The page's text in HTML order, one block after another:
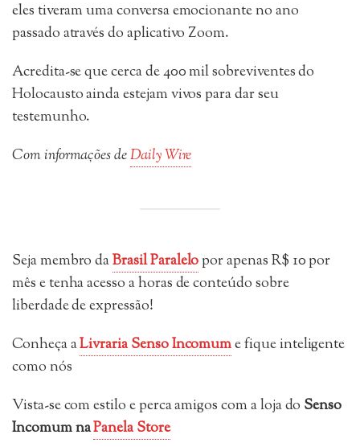
eles tiveram uma conversa emocionante no ano
passado através do aplicativo Zoom.
Acredita-se que cerca de 400 mil sobreviventes do
Holocausto ainda estejam vivos para dar seu
testemunho.
Com informações deDaily Wire
Seja membro daBrasil Paralelopor apenas R$ 10 por
mês e tenha acesso a horas de conteúdo sobre
liberdade de expressão!
Conheça aLivraria Senso Incomume fique inteligente
como nós
Vista-se com estilo e perca amigos com a loja do Senso
IncomumnaPanela Store